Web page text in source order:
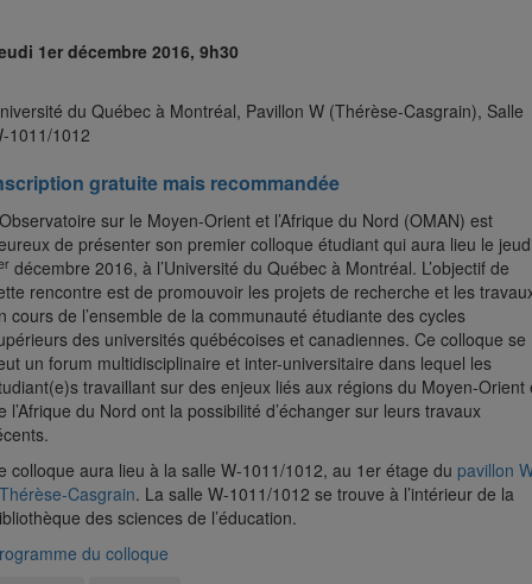
1er décembre 2016, 9h30
du Québec à Montréal, Pavillon W (Thérèse-Casgrain), Salle
1011/1012
gratuite mais recommandée
sur le Moyen-Orient et l’Afrique du Nord (OMAN) est
de présenter son premier colloque étudiant qui aura lieu le
décembre 2016, à l’Université du Québec à Montréal. L’objectif de
rencontre est de promouvoir les projets de recherche et les
cours de l’ensemble de la communauté étudiante des cycles
des universités québécoises et canadiennes. Ce colloque se
un forum multidisciplinaire et inter-universitaire dans lequel les
travaillant sur des enjeux liés aux régions du Moyen-Orient
l’Afrique du Nord ont la possibilité d’échanger sur leurs travaux
colloque aura lieu à la salle W-1011/1012, au 1er étage du pavillon
Casgrain. La salle W-1011/1012 se trouve à l’intérieur de la
des sciences de l’éducation.
du colloque